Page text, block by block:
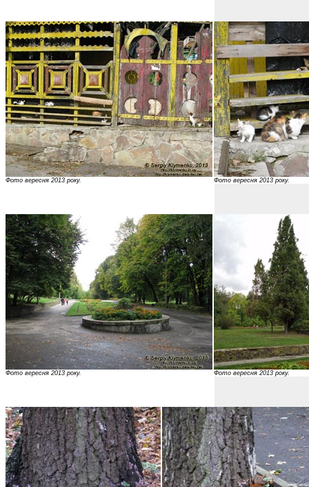
Фото вересня 2013 року. Фото вересня 2013 року.
Фото вересня 2013 року. Фото вересня 2013 року.